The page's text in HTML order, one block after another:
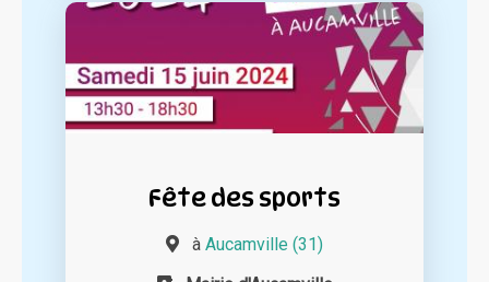
Fête des sports
à Aucamville (31)